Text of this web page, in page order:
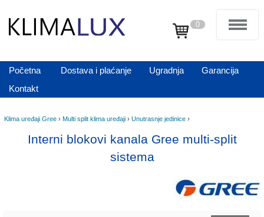
0
Početna Dostava i plaćanje Ugradnja
Garancija
Kontakt
Klima uređaji Gree › Multi split klima uređaji › Unutrasnje jedinice ›
Interni blokovi kanala Gree multi-split
sistema